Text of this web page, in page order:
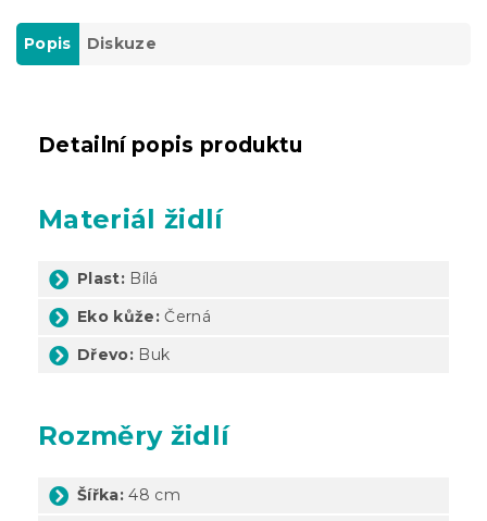
Popis Diskuze
Detailní popis produktu
Materiál židlí
Plast: Bílá
Eko kůže: Černá
Dřevo: Buk
Rozměry židlí
Šířka: 48 cm